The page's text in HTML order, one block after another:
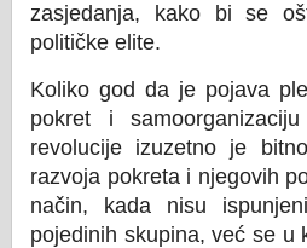
zasjedanja, kako bi se
političke elite.
Koliko god da je pojava
pokret i
revolucije izuzetno je
razvoja pokreta i njegovih
način, kada nisu
pojedinih skupina, već se u